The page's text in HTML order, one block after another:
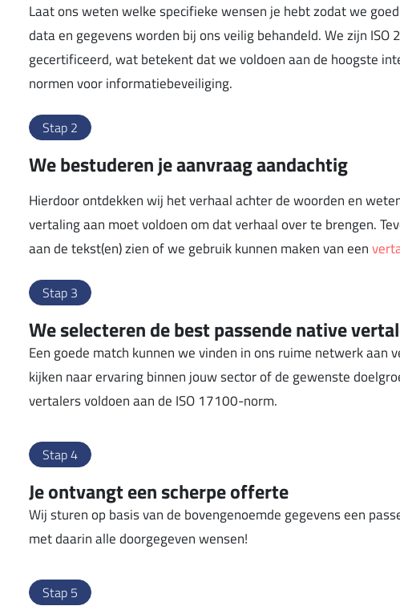
Laat ons weten welke specifieke wensen je hebt zodat we
data en gegevens worden bij ons veilig behandeld. We zijn ISO
gecertificeerd, wat betekent dat we voldoen aan de hoogste
normen voor informatiebeveiliging.
Stap 2
We bestuderen je aanvraag aandachtig
Hierdoor ontdekken wij het verhaal achter de woorden en
vertaling aan moet voldoen om dat verhaal over te brengen.
aan de tekst(en) zien of we gebruik kunnen maken van een
Stap 3
We selecteren de best passende native
Een goede match kunnen we vinden in ons ruime netwerk aan
kijken naar ervaring binnen jouw sector of de gewenste
vertalers voldoen aan de ISO 17100-norm.
Stap 4
Je ontvangt een scherpe offerte
Wij sturen op basis van de bovengenoemde gegevens een
met daarin alle doorgegeven wensen!
Stap 5